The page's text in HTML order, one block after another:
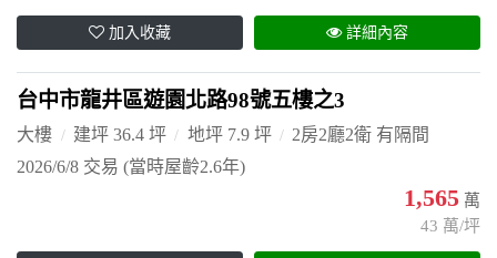
加入收藏 詳細內容
台中市龍井區遊園北路98號五樓之3
大樓 建坪 36.4 坪 地坪 7.9 坪
2房2廳2衛 有隔間
2026/6/8 交易 (當時屋齡2.6年)
1,565 萬
43 萬/坪